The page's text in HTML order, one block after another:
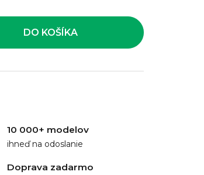
DO KOŠÍKA
10 000+ modelov
ihneď na odoslanie
Doprava zadarmo